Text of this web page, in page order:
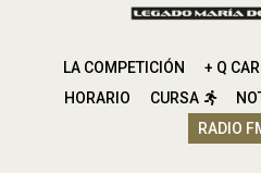
LA COMPETICIÓN + Q
HORARIO
CURSA
RADIO